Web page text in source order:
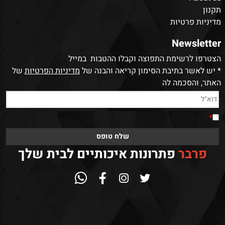
תקנון
מדיניות פרטיות
Newsletter
הצטרפו לרשימת התפוצה וקבלו ההטבות במייל
* יש לאשר בתיבת הסימון קריאה והבנה של מדיניות הפרטיות של
האתר, והסכמה לה
*
פרברפתרונות איכותיים לבית שלך